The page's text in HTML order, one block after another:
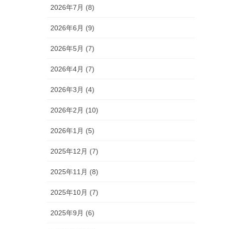
2026年7月 (8)
2026年6月 (9)
2026年5月 (7)
2026年4月 (7)
2026年3月 (4)
2026年2月 (10)
2026年1月 (5)
2025年12月 (7)
2025年11月 (8)
2025年10月 (7)
2025年9月 (6)